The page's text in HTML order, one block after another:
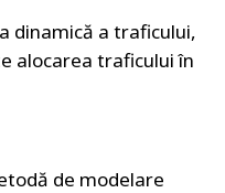
dinamică a traficului,
alocarea traficului în
de modelare